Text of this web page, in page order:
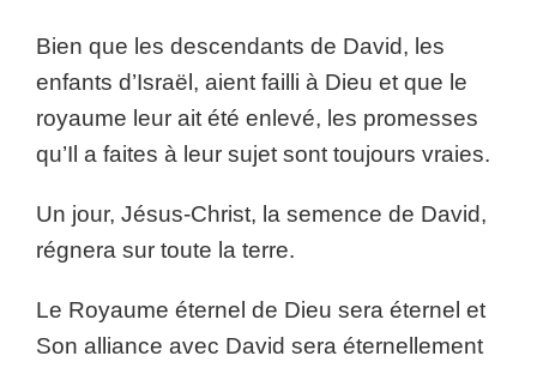
Bien que les descendants de David, les
enfants d’Israël, aient failli à Dieu et que le
royaume leur ait été enlevé, les promesses
qu’Il a faites à leur sujet sont toujours vraies.
Un jour, Jésus-Christ, la semence de David,
régnera sur toute la terre.
Le Royaume éternel de Dieu sera éternel et
Son alliance avec David sera éternellement